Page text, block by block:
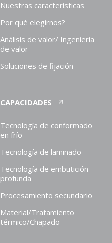
Nuestras características
Por qué elegirnos?
Análisis de valor/ Ingeniería
de valor
Soluciones de fijación
CAPACIDADES
Tecnología de conformado
en frío
Tecnología de laminado
Tecnología de embutición
profunda
Procesamiento secundario
Material/Tratamiento
térmico/Chapado